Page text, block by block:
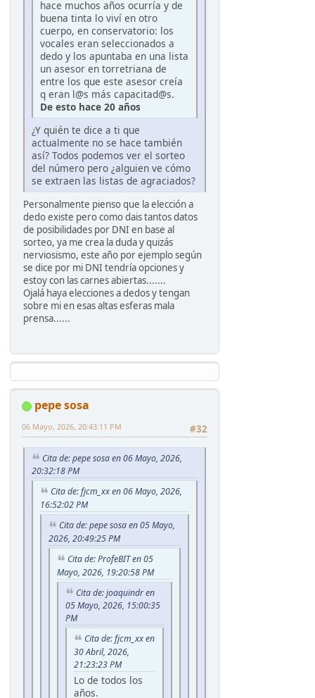
hace muchos años ocurría y de
buena tinta lo viví en otro
cuerpo, en conservatorio: los
vocales eran seleccionados a
dedo y los apuntaba en una lista
un asesor en torretriana de
entre los que este asesor creía
q eran l@s más capacitad@s.
De esto hace 20 años
¿Y quién te dice a ti que
actualmente no se hace también
así? Todos podemos ver el sorteo
del número pero ¿alguien ve cómo
se extraen las listas de agraciados?
Personalmente pienso que la elección a
dedo existe pero como dais tantos datos
de posibilidades por DNI en base al
sorteo, ya me crea la duda y quizás
nerviosismo, este año por ejemplo según
se dice por mi DNI tendría opciones y
estoy con las carnes abiertas.......
Ojalá haya elecciones a dedos y tengan
sobre mi en esas altas esferas mala
prensa......
pepe sosa
#32
06 Mayo, 2026, 20:43:11 PM
Cita de: pepe sosa en 06 Mayo, 2026,
20:32:18 PM
Cita de: fjcm_xx en 06 Mayo, 2026,
16:52:02 PM
Cita de: pepe sosa en 05 Mayo,
2026, 20:49:25 PM
Cita de: ProfeBIT en 05
Mayo, 2026, 19:20:58 PM
Cita de: joaquindr en
05 Mayo, 2026, 15:00:35
PM
Cita de: fjcm_xx en
30 Abril, 2026,
21:23:23 PM
Lo de todos los
años.